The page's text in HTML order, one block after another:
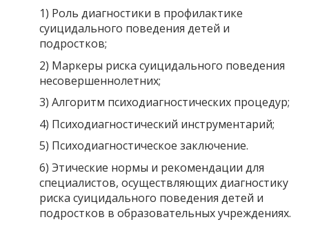
1) Роль диагностики в профилактике
суицидального поведения детей и
подростков;
2) Маркеры риска суицидального поведения
несовершеннолетних;
3) Алгоритм психодиагностических процедур;
4) Психодиагностический инструментарий;
5) Психодиагностическое заключение.
6) Этические нормы и рекомендации для
специалистов, осуществляющих диагностику
риска суицидального поведения детей и
подростков в образовательных учреждениях.